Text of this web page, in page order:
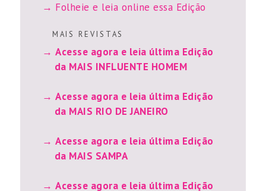
Folheie e leia online essa Edição
M A I S R E V I S T A S
Acesse agora e leia última Edição
da MAIS INFLUENTE HOMEM
Acesse agora e leia última Edição
da MAIS RIO DE JANEIRO
Acesse agora e leia última Edição
da MAIS SAMPA
Acesse agora e leia última Edição